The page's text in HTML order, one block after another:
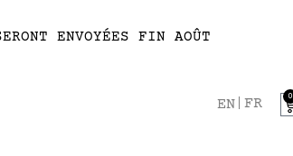
ENVOYÉES FIN AOÛT
EN FR 0